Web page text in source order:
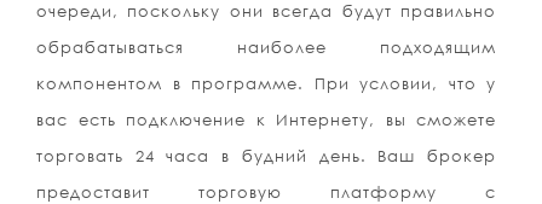
очереди, поскольку они всегда будут правильно
обрабатываться наиболее подходящим
компонентом в программе. При условии, что у
вас есть подключение к Интернету, вы сможете
торговать 24 часа в будний день. Ваш брокер
предоставит торговую платформу с